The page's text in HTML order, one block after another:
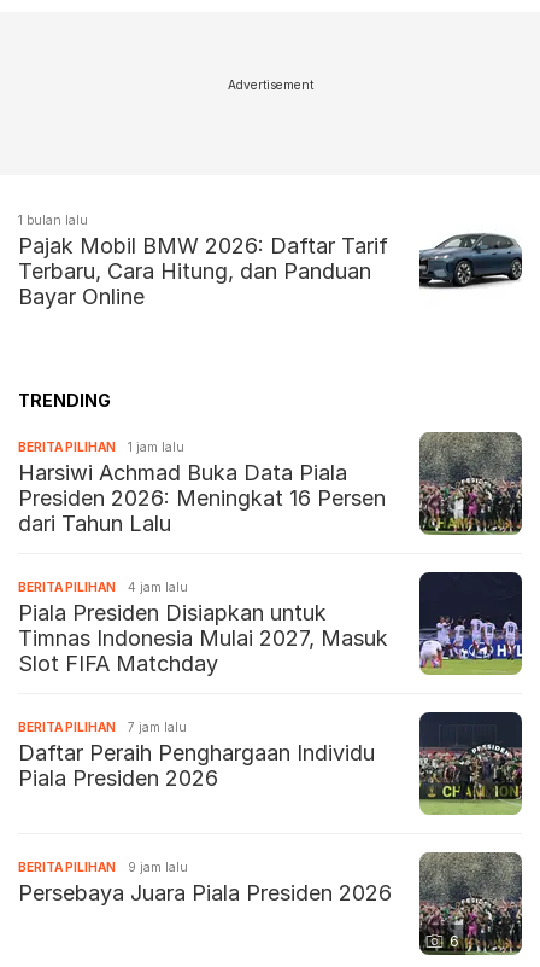
Advertisement
1 bulan lalu
Pajak Mobil BMW 2026: Daftar Tarif
Terbaru, Cara Hitung, dan Panduan
Bayar Online
TRENDING
BERITA PILIHAN 1 jam lalu
Harsiwi Achmad Buka Data Piala
Presiden 2026: Meningkat 16 Persen
dari Tahun Lalu
BERITA PILIHAN 4 jam lalu
Piala Presiden Disiapkan untuk
Timnas Indonesia Mulai 2027, Masuk
Slot FIFA Matchday
BERITA PILIHAN 7 jam lalu
Daftar Peraih Penghargaan Individu
Piala Presiden 2026
6
BERITA PILIHAN 9 jam lalu
Persebaya Juara Piala Presiden 2026